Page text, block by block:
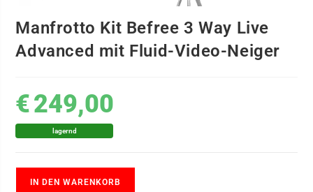
Manfrotto Kit Befree 3 Way Live
Advanced mit Fluid-Video-Neiger
€249,00
lagernd
IN DEN WARENKORB